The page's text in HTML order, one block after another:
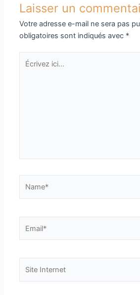
Laisser un
Votre adresse e-mail ne sera pas
obligatoires sont indiqués avec *
Écrivez
Internet